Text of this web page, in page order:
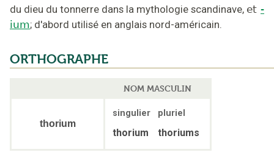
du dieu du tonnerre dans la mythologie scandinave, et -
ium; d'abord utilisé en anglais nord-américain.
ORTHOGRAPHE
NOM MASCULIN
thorium
singulier pluriel
thorium thoriums